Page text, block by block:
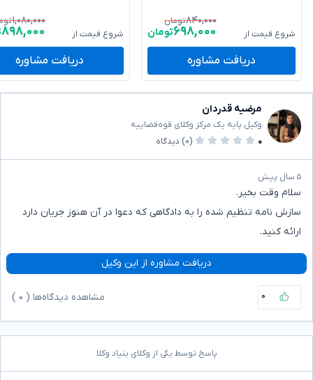
شروع قیمت از
۸۴۰,۰۰۰تومان
۶۹۸,۰۰۰تومان
دریافت مشاوره
شروع قیمت از
۱,۰۸۰,۰۰۰
۸۹۸,۰۰۰
دریافت مشاوره
مرضیه قدردان
وکیل پایه یک مرکز وکلای قوه‌قضاییه
۰
(۰) دیدگاه
۵ سال پیش
سلام وقت بخیر.
سازش نامه تنظیم شده را به دادگاهی که دعوا در آن هنوز جریان دارد
ارائه کنید.
دریافت مشاوره از این وکیل
۰ مشاهده دیدگاه‌ها ( ۰
پاسخ توسط یکی از وکلای بنیاد وکلا